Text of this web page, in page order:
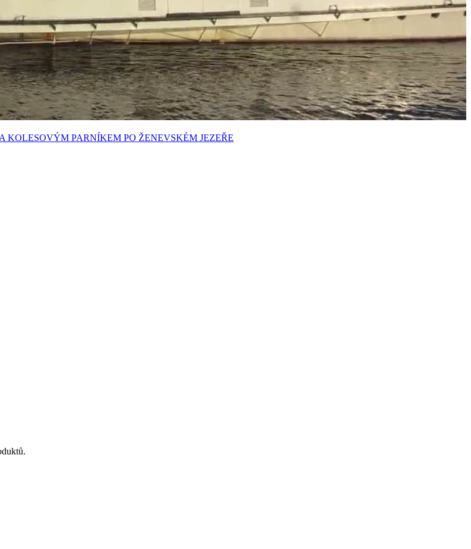
PARNÍKEM PO ŽENEVSKÉM JEZEŘE